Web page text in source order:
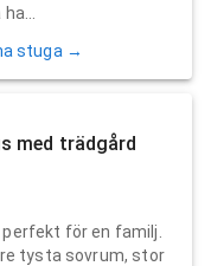
stuga →
med trädgård
för en familj.
tysta sovrum, stor